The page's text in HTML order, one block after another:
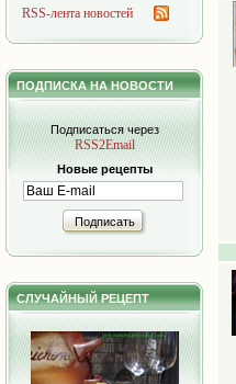
RSS-лента новостей
ПОДПИСКА НА НОВОСТИ
Подписаться через
RSS2Email
Новые рецепты
Подписать
СЛУЧАЙНЫЙ РЕЦЕПТ